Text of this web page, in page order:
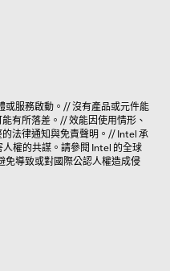
或服務啟動。// 沒有產品或元件能
有所落差。// 效能因使用情形、
法律通知與免責聲明 。// Intel 承
權的共謀。請參閱 Intel 的全球
免導致或對國際公認人權造成侵